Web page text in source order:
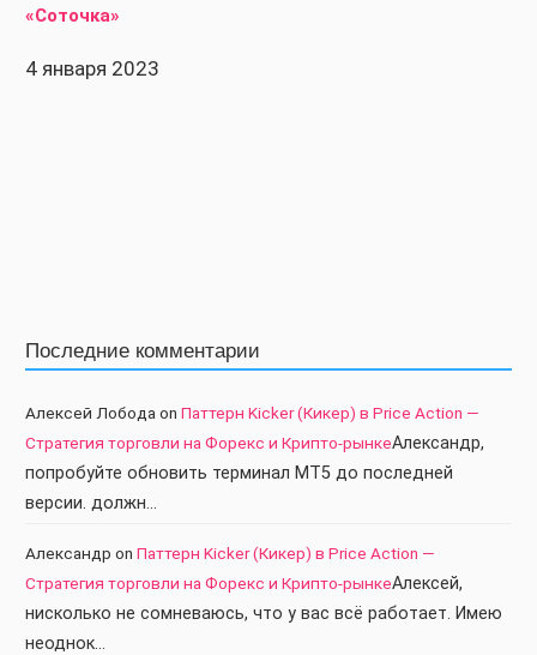
«Соточка»
4 января 2023
Последние комментарии
Алексей Лобода on Паттерн Kicker (Кикер) в Price Action —
Стратегия торговли на Форекс и Крипто-рынкеАлександр,
попробуйте обновить терминал МТ5 до последней
версии. должн…
Александр on Паттерн Kicker (Кикер) в Price Action —
Стратегия торговли на Форекс и Крипто-рынкеАлексей,
нисколько не сомневаюсь, что у вас всё работает. Имею
неоднок…